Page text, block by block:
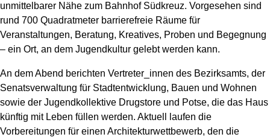
unmittelbarer Nähe zum Bahnhof Südkreuz. Vorgesehen sind
rund 700 Quadratmeter barrierefreie Räume für
Veranstaltungen, Beratung, Kreatives, Proben und Begegnung
– ein Ort, an dem Jugendkultur gelebt werden kann.
An dem Abend berichten Vertreter_innen des Bezirksamts, der
Senatsverwaltung für Stadtentwicklung, Bauen und Wohnen
sowie der Jugendkollektive Drugstore und Potse, die das Haus
künftig mit Leben füllen werden. Aktuell laufen die
Vorbereitungen für einen Architekturwettbewerb, den die